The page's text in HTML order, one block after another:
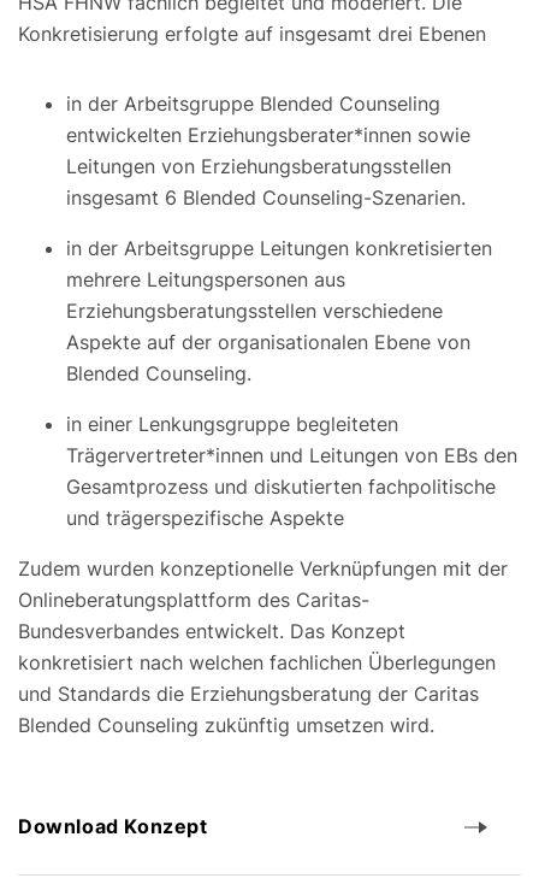
Konkretisierung erfolgte auf insgesamt drei Ebenen
in der Arbeitsgruppe Blended Counseling
entwickelten Erziehungsberater*innen sowie
Leitungen von Erziehungsberatungsstellen
insgesamt 6 Blended Counseling-Szenarien.
in der Arbeitsgruppe Leitungen konkretisierten
mehrere Leitungspersonen aus
Erziehungsberatungsstellen verschiedene
Aspekte auf der organisationalen Ebene von
Blended Counseling.
in einer Lenkungsgruppe begleiteten
Trägervertreter*innen und Leitungen von EBs den
Gesamtprozess und diskutierten fachpolitische
und trägerspezifische Aspekte
Zudem wurden konzeptionelle Verknüpfungen mit der
Onlineberatungsplattform des Caritas-
Bundesverbandes entwickelt. Das Konzept
konkretisiert nach welchen fachlichen Überlegungen
und Standards die Erziehungsberatung der Caritas
Blended Counseling zukünftig umsetzen wird.
Download Konzept